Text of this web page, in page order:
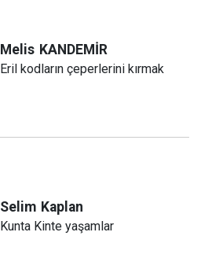
Melis KANDEMİR
Eril kodların çeperlerini kırmak
Selim Kaplan
Kunta Kinte yaşamlar